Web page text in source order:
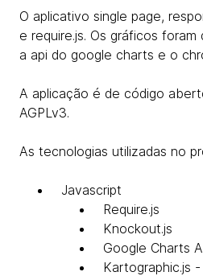
O aplicativo single page,
e require.js. Os gráficos
a api do google charts e o
A aplicação é de código
AGPLv3.
As tecnologias utilizadas no
Javascript
Require.js
Knockout.js
Google Charts
Kartographic.js -